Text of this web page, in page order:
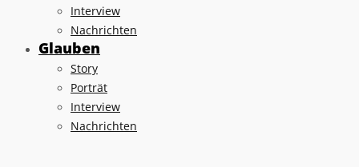
Interview
Nachrichten
Glauben
Story
Porträt
Interview
Nachrichten